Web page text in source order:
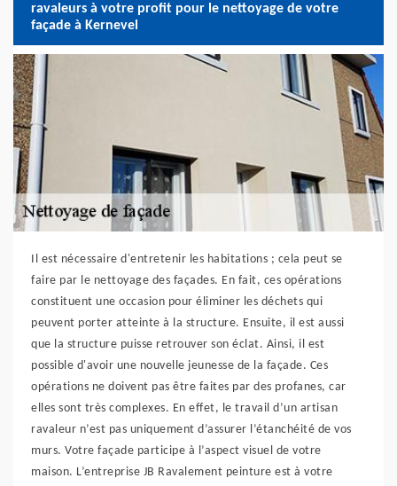
ravaleurs à votre profit pour le nettoyage de votre
façade à Kernevel
Il est nécessaire d'entretenir les habitations ; cela peut se
faire par le nettoyage des façades. En fait, ces opérations
constituent une occasion pour éliminer les déchets qui
peuvent porter atteinte à la structure. Ensuite, il est aussi
que la structure puisse retrouver son éclat. Ainsi, il est
possible d'avoir une nouvelle jeunesse de la façade. Ces
opérations ne doivent pas être faites par des profanes, car
elles sont très complexes. En effet, le travail d’un artisan
ravaleur n’est pas uniquement d’assurer l’étanchéité de vos
murs. Votre façade participe à l’aspect visuel de votre
maison. L’entreprise JB Ravalement peinture est à votre